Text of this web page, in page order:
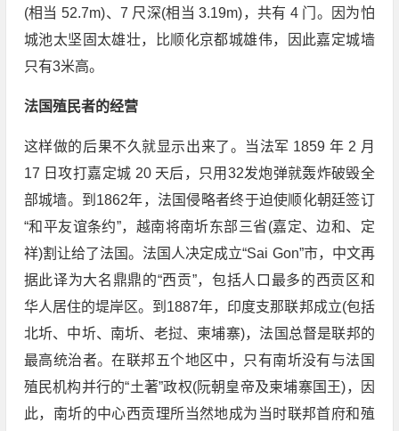
(相当 52.7m)、7 尺深(相当 3.19m)，共有 4 门。因为怕
城池太坚固太雄壮，比顺化京都城雄伟，因此嘉定城墙
只有3米高。
法国殖民者的经营
这样做的后果不久就显示出来了。当法军 1859 年 2 月
17 日攻打嘉定城 20 天后，只用32发炮弹就轰炸破毁全
部城墙。到1862年，法国侵略者终于迫使顺化朝廷签订
“和平友谊条约”，越南将南圻东部三省(嘉定、边和、定
祥)割让给了法国。法国人决定成立“Sai Gon”市，中文再
据此译为大名鼎鼎的“西贡”，包括人口最多的西贡区和
华人居住的堤岸区。到1887年，印度支那联邦成立(包括
北圻、中圻、南圻、老挝、柬埔寨)，法国总督是联邦的
最高统治者。在联邦五个地区中，只有南圻没有与法国
殖民机构并行的“土著”政权(阮朝皇帝及柬埔寨国王)，因
此，南圻的中心西贡理所当然地成为当时联邦首府和殖